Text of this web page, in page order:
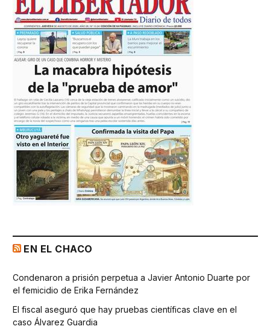
EN EL CHACO
Condenaron a prisión perpetua a Javier Antonio Duarte por
el femicidio de Erika Fernández
El fiscal aseguró que hay pruebas científicas clave en el
caso Álvarez Guardia